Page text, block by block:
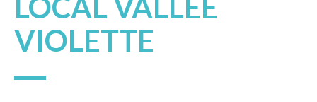
LOCAL VALLÉE
VIOLETTE